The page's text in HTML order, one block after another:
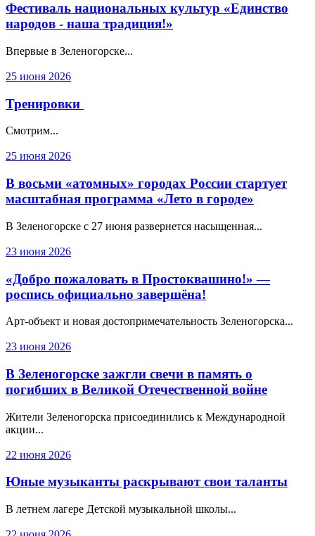
Фестиваль национальных культур «Единство
народов - наша традиция!»
Впервые в Зеленогорске...
25 июня 2026
Тренировки
Смотрим...
25 июня 2026
В восьми «атомных» городах России стартует
масштабная программа «Лето в городе»
В Зеленогорске с 27 июня развернется насыщенная...
23 июня 2026
«Добро пожаловать в Простоквашино!» —
роспись официально завершёна!
Арт-объект и новая достопримечательность Зеленогорска...
23 июня 2026
В Зеленогорске зажгли свечи в память о
погибших в Великой Отечественной войне
Жители Зеленогорска присоединились к Международной
акции...
22 июня 2026
Юные музыканты раскрывают свои таланты
В летнем лагере Детской музыкальной школы...